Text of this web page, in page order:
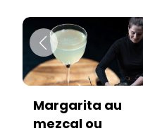
Caviar
d'aubergine